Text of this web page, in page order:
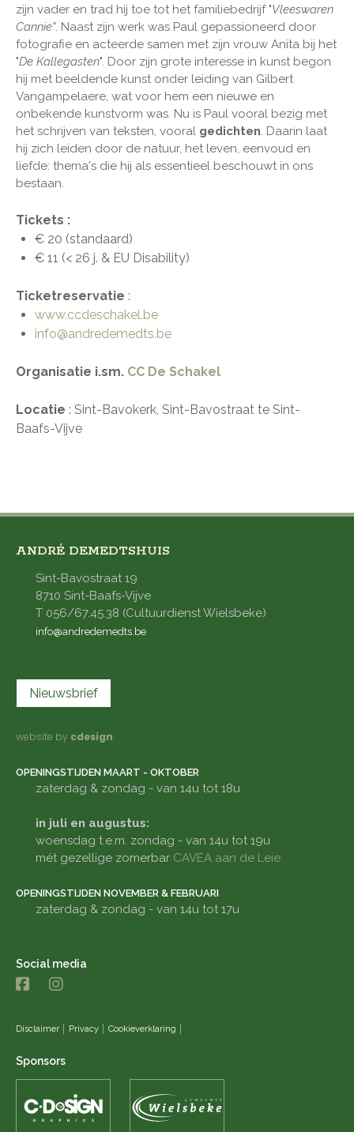
zijn vader en trad hij toe tot het familiebedrijf "Vleeswaren
Cannie". Naast zijn werk was Paul gepassioneerd door
fotografie en acteerde samen met zijn vrouw Anita bij het
"De Kallegasten". Door zijn grote interesse in kunst begon
hij met beeldende kunst onder leiding van Gilbert
Vangampelaere, wat voor hem een nieuwe en
onbekende kunstvorm was. Nu is Paul vooral bezig met
het schrijven van teksten, vooral gedichten. Daarin laat
hij zich leiden door de natuur, het leven, eenvoud en
liefde: thema's die hij als essentieel beschouwt in ons
bestaan.
Tickets :
€ 20 (standaard)
€ 11 (< 26 j. & EU Disability)
Ticketreservatie :
www.ccdeschakel.be
info@andredemedts.be
Organisatie i.sm. CC De Schakel
Locatie : Sint-Bavokerk, Sint-Bavostraat te Sint-
Baafs-Vijve
ANDRÉ DEMEDTSHUIS
Sint-Bavostraat 19
8710 Sint-Baafs-Vijve
T 056/67.45.38 (Cultuurdienst Wielsbeke)
info@andredemedts.be
Nieuwsbrief
website by cdesign
OPENINGSTIJDEN MAART - OKTOBER
zaterdag & zondag - van 14u tot 18u
in juli en augustus:
woensdag t.e.m. zondag - van 14u tot 19u
mét gezellige zomerbar CAVEA aan de Leie
OPENINGSTIJDEN NOVEMBER & FEBRUARI
zaterdag & zondag - van 14u tot 17u
Social media
Disclaimer Privacy Cookieverklaring
Sponsors